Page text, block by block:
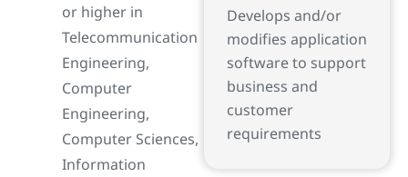
or higher in
Telecommunication
Engineering,
Computer
Engineering,
Computer Sciences,
Information
Develops and/or
modifies application
software to support
business and
customer
requirements